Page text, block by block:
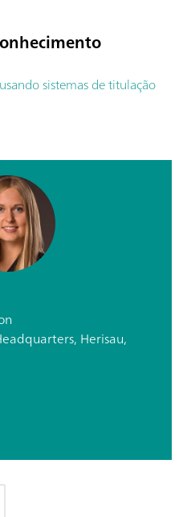
sistemas de titulação
Herisau,